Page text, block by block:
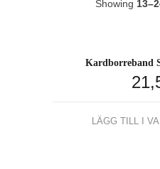
Showing
Kardborreband
LÄGG TILL I